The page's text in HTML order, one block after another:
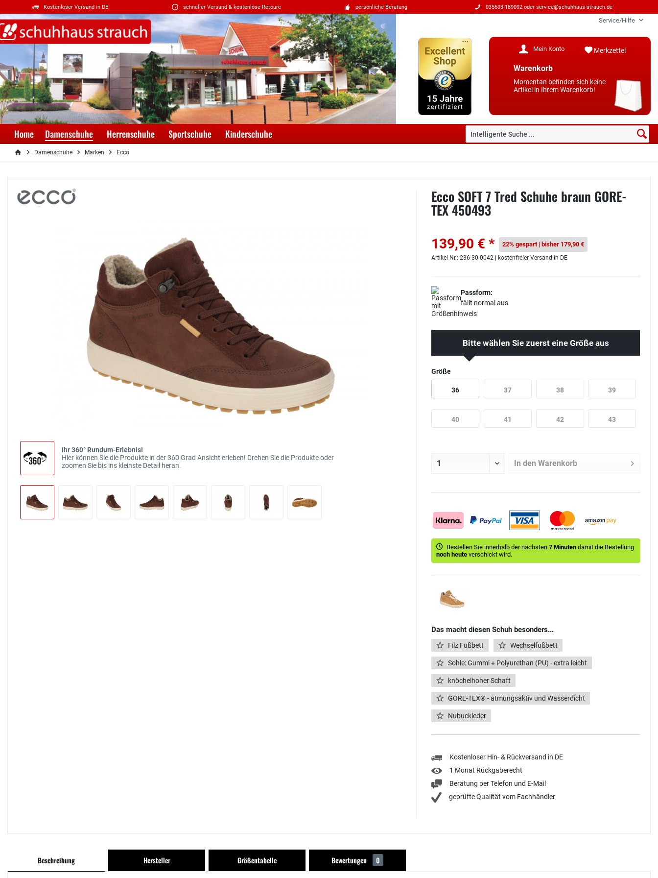
Kostenloser Versand in DE schneller Versand & kostenlose Retoure persönliche Beratung 035603-189092 oder service@schuhhaus-strauch.de
Service/Hilfe
Merkzettel
Mein Konto
Warenkorb
Momentan befinden sich keine
Artikel in Ihrem Warenkorb!
Home Damenschuhe Herrenschuhe Sportschuhe Kinderschuhe
Damenschuhe Marken Ecco
Ihr 360° Rundum-Erlebnis!
Hier können Sie die Produkte in der 360 Grad Ansicht erleben! Drehen Sie die Produkte oder
zoomen Sie bis ins kleinste Detail heran.
Ecco SOFT 7 Tred Schuhe braun GORE-
TEX 450493
139,90 € * 22% gespart | bisher 179,90 €
Artikel-Nr.: 236-30-0042 | kostenfreier Versand in DE
Passform:
fällt normal aus
Bitte wählen Sie zuerst eine Größe aus
Größe
36 37 38 39
40 41 42 43
In den Warenkorb
Bestellen Sie innerhalb der nächsten7 Minutendamit die Bestellung
noch heute verschickt wird.
Das macht diesen Schuh besonders...
Filz Fußbett Wechselfußbett
Sohle: Gummi + Polyurethan (PU) - extra leicht
knöchelhoher Schaft
GORE-TEX® - atmungsaktiv und Wasserdicht
Nubuckleder
Kostenloser Hin- & Rückversand in DE
1 Monat Rückgaberecht
Beratung per Telefon und E-Mail
geprüfte Qualität vom Fachhändler
Beschreibung Hersteller Größentabelle Bewertungen 0